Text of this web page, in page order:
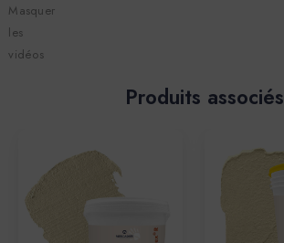
Masquer
les
vidéos
Produits associés